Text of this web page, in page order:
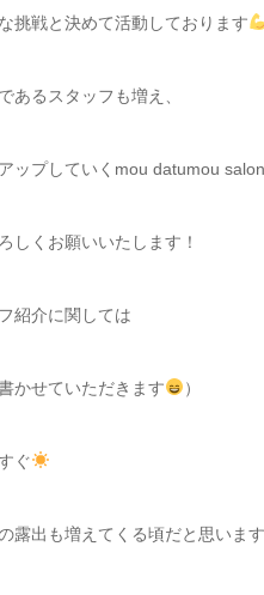
挑戦と決めて活動しております
あるスタッフも増え、
ップしていくmou datumou
しくお願いいたします！
紹介に関しては
かせていただきます ）
ぐ
露出も増えてくる頃だと思います